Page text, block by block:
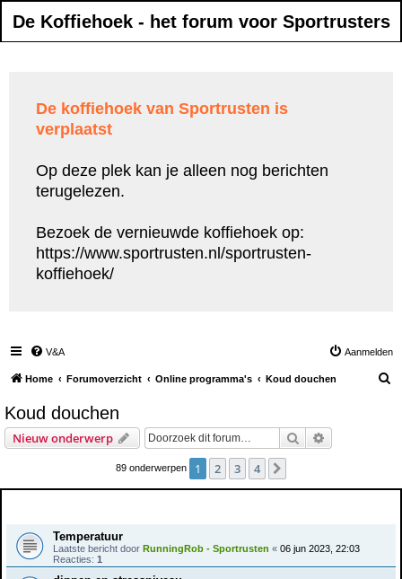
De Koffiehoek - het forum voor Sportrusters
De koffiehoek van Sportrusten is
verplaatst
Op deze plek kan je alleen nog berichten
terugelezen.
Bezoek de vernieuwde koffiehoek op:
https://www.sportrusten.nl/sportrusten-
koffiehoek/
V&A Aanmelden
Home Forumoverzicht Online programma's Koud douchen
Koud douchen
Nieuw onderwerp Zoek
89 onderwerpen 1 2 3 4
Temperatuur
Laatste bericht door RunningRob - Sportrusten « 06 jun 2023, 22:03
Reacties: 1